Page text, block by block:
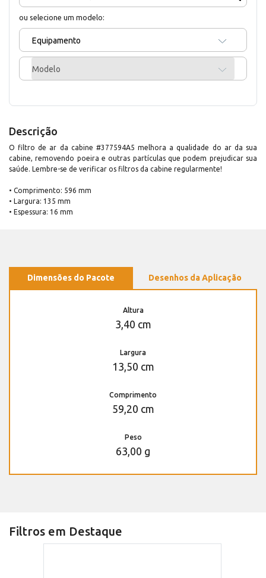
ou selecione um modelo:
Equipamento
Modelo
Descrição
O filtro de ar da cabine #377594A5 melhora a qualidade do ar da sua
cabine, removendo poeira e outras partículas que podem prejudicar sua
saúde. Lembre-se de verificar os filtros da cabine regularmente!
• Comprimento: 596 mm
• Largura: 135 mm
• Espessura: 16 mm
Dimensões do Pacote Desenhos da Aplicação
Altura
3,40 cm
Largura
13,50 cm
Comprimento
59,20 cm
Peso
63,00 g
Filtros em Destaque